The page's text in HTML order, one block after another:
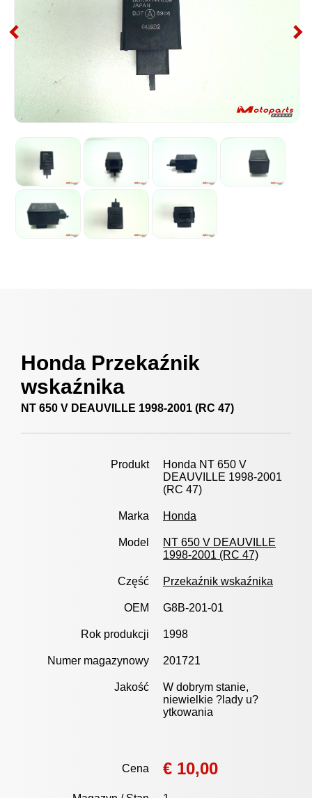
Honda Przekaźnik
wskaźnika
NT 650 V DEAUVILLE 1998-2001 (RC 47)
Produkt
Honda NT 650 V
DEAUVILLE 1998-2001
(RC 47)
Marka Honda
Model
NT 650 V DEAUVILLE
1998-2001 (RC 47)
Część Przekaźnik wskaźnika
OEM G8B-201-01
Rok produkcji 1998
Numer magazynowy 201721
Jakość
W dobrym stanie,
niewielkie ?lady u?
ytkowania
Cena € 10,00